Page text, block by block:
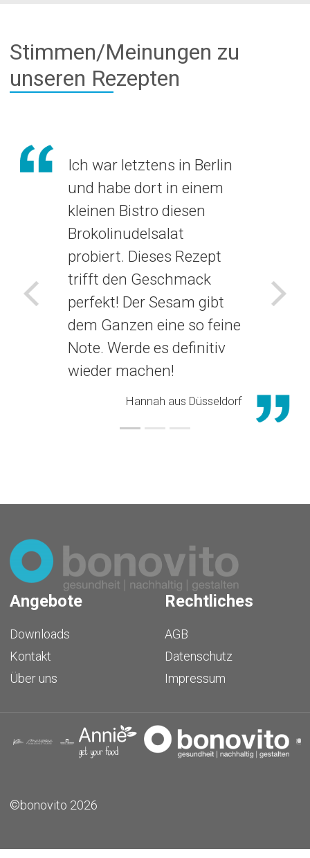
Stimmen/Meinungen zu
unseren Rezepten
Ich war letztens in Berlin
und habe dort in einem
kleinen Bistro diesen
Brokolinudelsalat
probiert. Dieses Rezept
trifft den Geschmack
perfekt! Der Sesam gibt
dem Ganzen eine so feine
Note. Werde es definitiv
wieder machen!
Hannah aus Düsseldorf
Voriges
Angebote
Downloads
Kontakt
Über uns
Rechtliches
AGB
Datenschutz
Impressum
©bonovito 2026